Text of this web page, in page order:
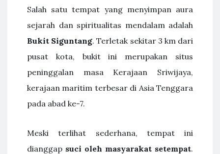
Salah satu tempat yang menyimpan aura
sejarah dan spiritualitas mendalam adalah
Bukit Siguntang. Terletak sekitar 3 km dari
pusat kota, bukit ini merupakan situs
peninggalan masa Kerajaan Sriwijaya,
kerajaan maritim terbesar di Asia Tenggara
pada abad ke-7.
Meski terlihat sederhana, tempat ini
dianggap suci oleh masyarakat setempat.